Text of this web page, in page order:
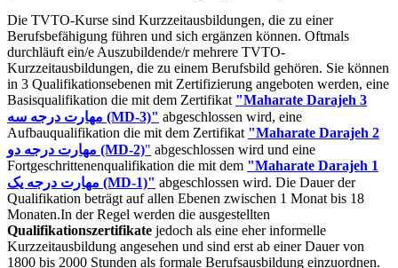
Die TVTO-Kurse sind Kurzzeitausbildungen, die zu einer
Berufsbefähigung führen und sich ergänzen können. Oftmals
durchläuft ein/e Auszubildende/r mehrere TVTO-
Kurzzeitausbildungen, die zu einem Berufsbild gehören. Sie können
in 3 Qualifikationsebenen mit Zertifizierung angeboten werden, eine
Basisqualifikation die mit dem Zertifikat "Maharate Darajeh 3
مهارت درجه سه (MD-3)" abgeschlossen wird, eine
Aufbauqualifikation die mit dem Zertifikat "Maharate Darajeh 2
مهارت درجه دو (MD-2)" abgeschlossen wird und eine
Fortgeschrittenenqualifikation die mit dem "Maharate Darajeh 1
مهارت درجه یک (MD-1)" abgeschlossen wird. Die Dauer der
Qualifikation beträgt auf allen Ebenen zwischen 1 Monat bis 18
Monaten.In der Regel werden die ausgestellten
Qualifikationszertifikate jedoch als eine eher informelle
Kurzzeitausbildung angesehen und sind erst ab einer Dauer von
1800 bis 2000 Stunden als formale Berufsausbildung einzuordnen.